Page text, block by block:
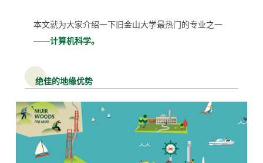
本文就为大家介绍一下旧金山大学最热门的专业之一
——计算机科学。
绝佳的地缘优势